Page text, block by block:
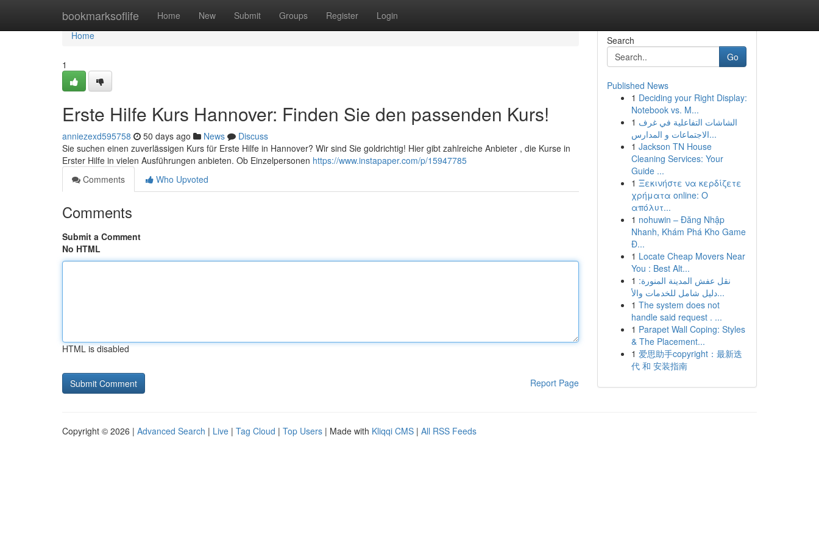
bookmarksoflife Home New Submit Groups Register Login
Home
Home
1
Erste Hilfe Kurs Hannover: Finden Sie den passenden Kurs!
anniezexd595758 50 days ago News
Discuss
Sie suchen einen zuverlässigen Kurs für Erste Hilfe in Hannover? Wir sind Sie goldrichtig! Hier gibt zahlreiche Anbieter , die Kurse in
Erster Hilfe in vielen Ausführungen anbieten. Ob Einzelpersonen https://www.instapaper.com/p/15947785
Comments
Who Upvoted
Comments
Submit a Comment
No HTML
HTML is disabled
Report Page
Search
Go
Published News
1 Deciding your Right Display:
Notebook vs. M...
1 الشاشات التفاعلية في غرف
الاجتماعات و المدارس...
1 Jackson TN House
Cleaning Services: Your
Guide ...
1 Ξεκινήστε να κερδίζετε
χρήματα online: Ο
απόλυτ...
1 nohuwin – Đăng Nhập
Nhanh, Khám Phá Kho Game
Đ...
1 Locate Cheap Movers Near
You : Best Alt...
1 نقل عفش المدينة المنورة:
دليل شامل للخدمات والأ...
1 The system does not
handle said request . ...
1 Parapet Wall Coping: Styles
& The Placement...
1 爱思助手copyright：最新迭
代 和 安装指南
Copyright © 2026 | Advanced Search | Live | Tag Cloud | Top Users | Made with Kliqqi CMS | All RSS Feeds